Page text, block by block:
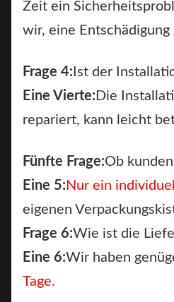
Zeit ein
wir, eine Entschädigung
Frage 4: Ist der
Eine Vierte: Die
repariert, kann leicht
Fünfte Frage:Ob
Eine 5: Nur ein
eigenen
Frage 6:Wie ist die
Eine 6:Wir haben
Tage.